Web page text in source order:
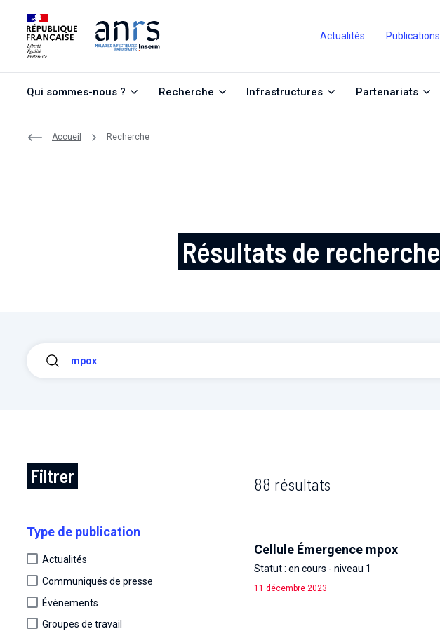
Actualités Publications
Qui sommes-nous ? Recherche Infrastructures Partenariats
Accueil Recherche
Résultats de recherche
Filtrer
Type de publication
Actualités
Communiqués de presse
Évènements
Groupes de travail
88 résultats
Cellule Émergence mpox
Statut : en cours - niveau 1
11 décembre 2023